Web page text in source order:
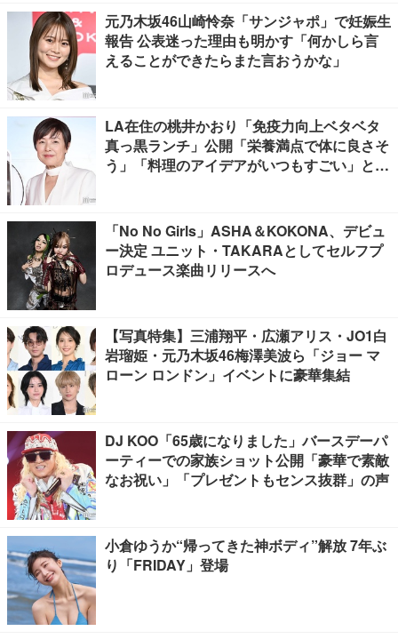
元乃木坂46山崎怜奈「サンジャポ」で妊娠生
報告 公表迷った理由も明かす「何かしら言
えることができたらまた言おうかな」
LA在住の桃井かおり「免疫力向上ベタベタ
真っ黒ランチ」公開「栄養満点で体に良さそ
う」「料理のアイデアがいつもすごい」と反
「No No Girls」ASHA＆KOKONA、デビュ
ー決定 ユニット・TAKARAとしてセルフプ
ロデュース楽曲リリースへ
【写真特集】三浦翔平・広瀬アリス・JO1白
岩瑠姫・元乃木坂46梅澤美波ら「ジョー マ
ローン ロンドン」イベントに豪華集結
DJ KOO「65歳になりました」バースデーパ
ーティーでの家族ショット公開「豪華で素敵
なお祝い」「プレゼントもセンス抜群」の声
小倉ゆうか“帰ってきた神ボディ”解放 7年ぶ
り「FRIDAY」登場